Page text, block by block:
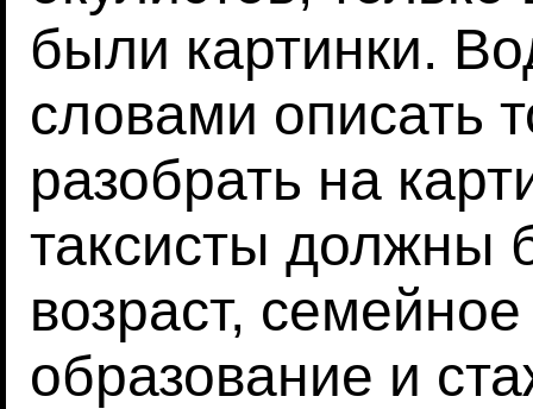
были картинки.
словами описать
разобрать на
таксисты должны
возраст,
образование и